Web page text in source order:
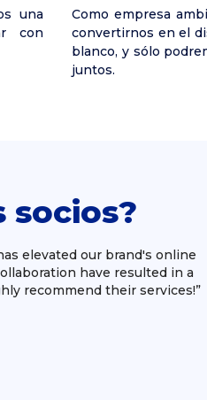
una
con
Como empresa
convertirnos en el
blanco, y sólo
juntos.
socios?
elevated our brand's online
have resulted in a
recommend their services!”